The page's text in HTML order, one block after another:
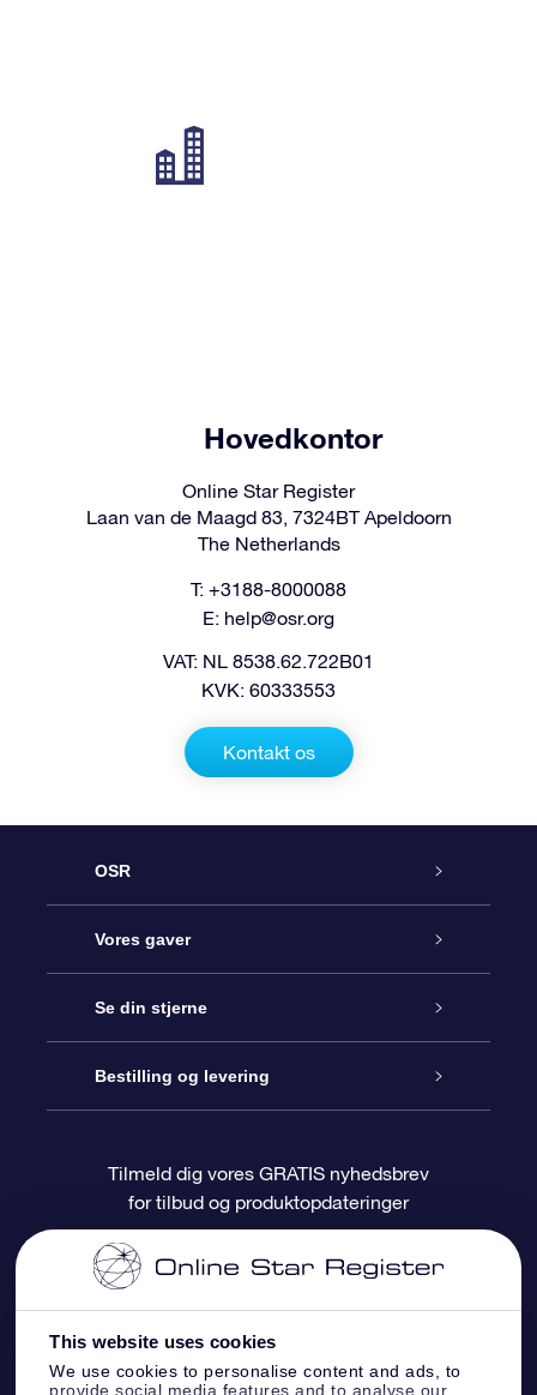
This website uses cookies
We use cookies to personalise content and ads, to
provide social media features and to analyse our
Hovedkontor
Online Star Register
Laan van de Maagd 83, 7324BT Apeldoorn
The Netherlands
T: +3188-8000088
E: help@osr.org
VAT: NL 8538.62.722B01
KVK: 60333553
Kontakt os
OSR
Kundeservice
Kontakt os
Bloggen
Anmeldelser
Vores gaver
Online Stjernegave
OSR Gavepakke
OSR Gavekortet
Firmagaver
Se din stjerne
Star Register
Personliggjort Stjerneside
One Million Stars
OSR Stjerne-pauseskærm
Bestilling og levering
Betalingsinformation
Forsendelsesoplysninger
Returpolitik
Tilmeld dig vores GRATIS nyhedsbrev
for tilbud og produktopdateringer